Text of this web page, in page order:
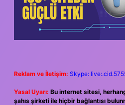
Reklam ve İletişim: Skype:
Yasal Uyarı: Bu internet sitesi,
şahıs şirketi ile hiçbir bağlantısı